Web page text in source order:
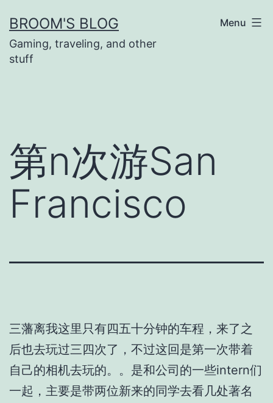
to
content
BROOM'S BLOG
Gaming, traveling, and other
stuff
Menu
第n次游San
Francisco
三藩离我这里只有四五十分钟的车程，来了之
后也去玩过三四次了，不过这回是第一次带着
自己的相机去玩的。。是和公司的一些intern们
一起，主要是带两位新来的同学去看几处著名